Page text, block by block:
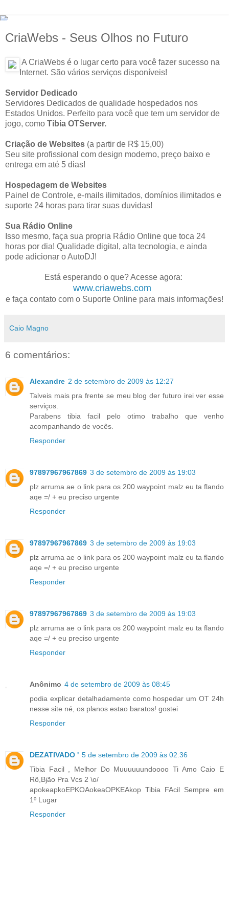
CriaWebs - Seus Olhos no Futuro
A CriaWebs é o lugar certo para você fazer sucesso na
Internet. São vários serviços disponíveis!
Servidor Dedicado
Servidores Dedicados de qualidade hospedados nos
Estados Unidos. Perfeito para você que tem um servidor de
jogo, como Tibia OTServer.
Criação de Websites (a partir de R$ 15,00)
Seu site profissional com design moderno, preço baixo e
entrega em até 5 dias!
Hospedagem de Websites
Painel de Controle, e-mails ilimitados, domínios ilimitados e
suporte 24 horas para tirar suas duvidas!
Sua Rádio Online
Isso mesmo, faça sua propria Rádio Online que toca 24
horas por dia! Qualidade digital, alta tecnologia, e ainda
pode adicionar o AutoDJ!
Está esperando o que? Acesse agora:
www.criawebs.com
e faça contato com o Suporte Online para mais informações!
Caio Magno
6 comentários:
Alexandre 2 de setembro de 2009 às 12:27
Talveis mais pra frente se meu blog der futuro irei ver esse
serviços.
Parabens tibia facil pelo otimo trabalho que venho
acompanhando de vocês.
Responder
97897967967869 3 de setembro de 2009 às 19:03
plz arruma ae o link para os 200 waypoint malz eu ta flando
aqe =/ + eu preciso urgente
Responder
97897967967869 3 de setembro de 2009 às 19:03
plz arruma ae o link para os 200 waypoint malz eu ta flando
aqe =/ + eu preciso urgente
Responder
97897967967869 3 de setembro de 2009 às 19:03
plz arruma ae o link para os 200 waypoint malz eu ta flando
aqe =/ + eu preciso urgente
Responder
Anônimo 4 de setembro de 2009 às 08:45
podia explicar detalhadamente como hospedar um OT 24h
nesse site né, os planos estao baratos! gostei
Responder
DEZATIVADO ' 5 de setembro de 2009 às 02:36
Tibia Facil , Melhor Do Muuuuuundoooo Ti Amo Caio E
Rô,Bjão Pra Vcs 2 \o/
apokeapkoEPKOAokeaOPKEAkop Tibia FAcil Sempre em
1º Lugar
Responder